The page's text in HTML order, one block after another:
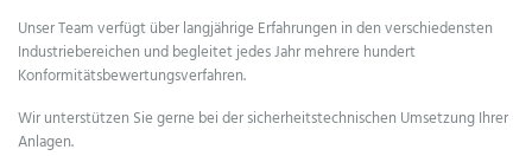
Unser Team verfügt über langjährige Erfahrungen in den verschiedensten
Industriebereichen und begleitet jedes Jahr mehrere hundert
Konformitätsbewertungsverfahren.
Wir unterstützen Sie gerne bei der sicherheitstechnischen Umsetzung Ihrer
Anlagen.